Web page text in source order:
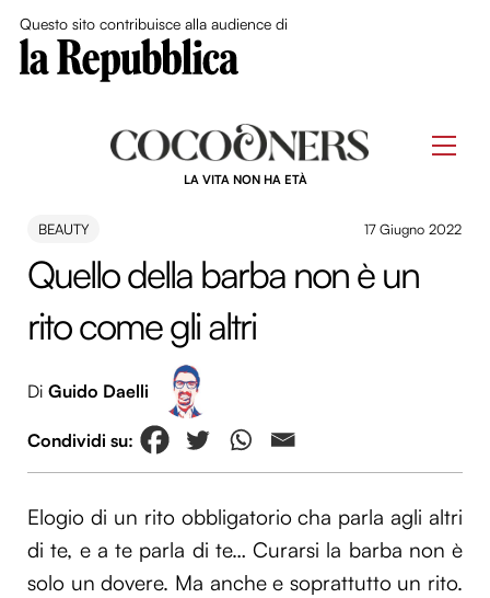
Questo sito contribuisce alla audience di
LA VITA NON HA ETÀ
BEAUTY 17 Giugno 2022
Quello della barba non è un
rito come gli altri
Di Guido Daelli
Elogio di un rito obbligatorio cha parla agli altri
di te, e a te parla di te… Curarsi la barba non è
solo un dovere. Ma anche e soprattutto un rito.